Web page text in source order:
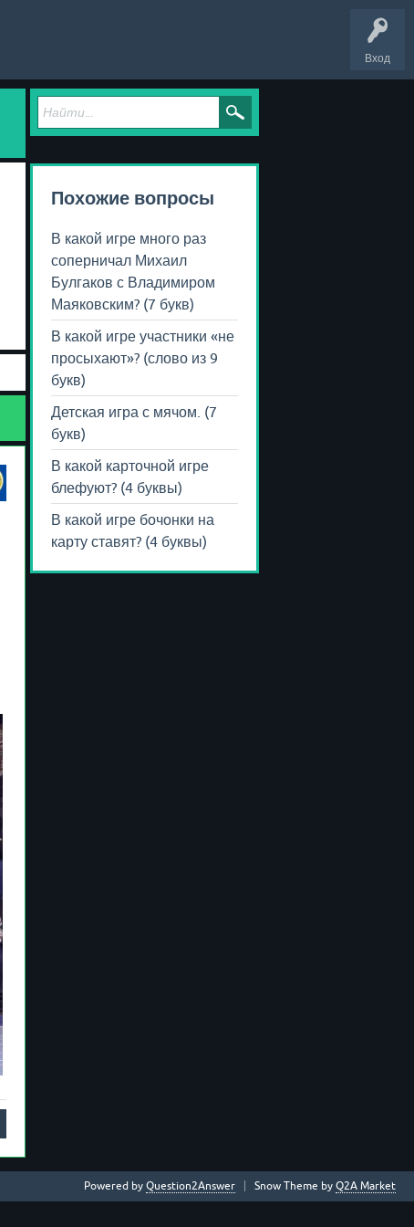
Вход
Похожие вопросы
В какой игре много раз
соперничал Михаил
Булгаков с Владимиром
Маяковским? (7 букв)
В какой игре участники «не
просыхают»? (слово из 9
букв)
Детская игра с мячом. (7
букв)
В какой карточной игре
блефуют? (4 буквы)
В какой игре бочонки на
карту ставят? (4 буквы)
Snow Theme by Q2A Market
Powered by Question2Answer